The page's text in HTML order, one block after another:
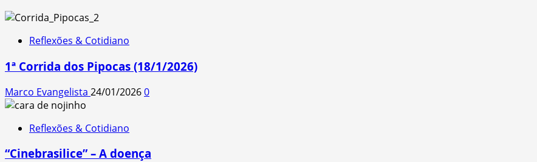
Reflexões & Cotidiano
1ª Corrida dos Pipocas (18/1/2026)
Marco Evangelista 24/01/20260
Reflexões & Cotidiano
“Cinebrasilice” – A doença